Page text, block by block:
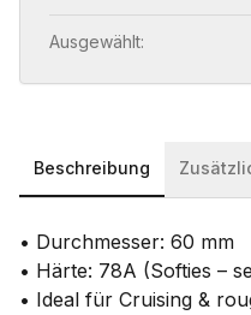
Ausgewählt:
Beschreibung
• Durchmesser: 60 mm
• Härte: 78A (Softies –
• Ideal für Cruising &